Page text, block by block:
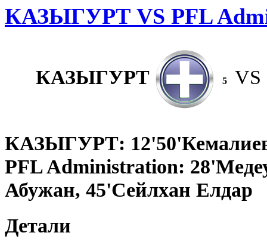
КАЗЫГУРТ VS PFL
КАЗЫГУРТ 5 VS
КАЗЫГУРТ:
PFL Administration:
Абужан, 45'Сейлхан Елдар
Детали